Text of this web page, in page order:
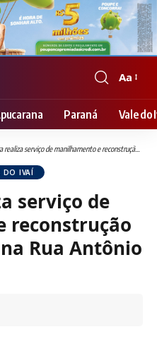
Font
Resizer
Aa
Paraná Vale do
de manilhamento e reconstrução de boca de lobo na Rua Antônio Garcia da Costa
DO IVAÍ
serviço de
reconstrução
Rua Antônio